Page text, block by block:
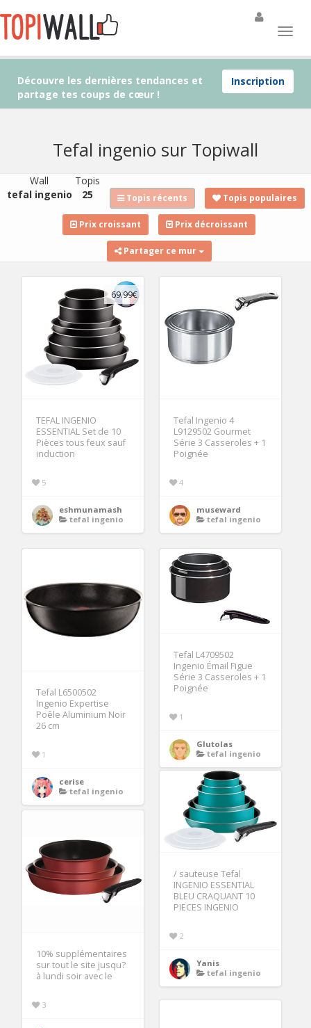
Inscription
Découvre les dernières tendances et
partage tes coups de cœur !
Tefal ingenio sur Topiwall
Wall
tefal ingenio
Topis
25
Topis récents Topis populaires
Prix croissant Prix décroissant
Partager ce mur
69.99€
TEFAL INGENIO
ESSENTIAL Set de 10
Pièces tous feux sauf
induction
5
eshmunamash
tefal ingenio
Tefal Ingenio 4
L9129502 Gourmet
Série 3 Casseroles + 1
Poignée
4
museward
tefal ingenio
Tefal L6500502
Ingenio Expertise
Poêle Aluminium Noir
26 cm
1
cerise
tefal ingenio
Tefal L4709502
Ingenio Émail Figue
Série 3 Casseroles + 1
Poignée
1
Glutolas
tefal ingenio
/ sauteuse Tefal
INGENIO ESSENTIAL
BLEU CRAQUANT 10
PIECES INGENIO
2
Yanis
tefal ingenio
10% supplémentaires
sur tout le site jusqu?
à lundi soir avec le
3